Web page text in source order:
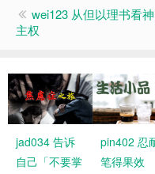
wei123 从但以理书看
主权
jad034 告诉
自己「不要掌
pin402 忍
笔得果效